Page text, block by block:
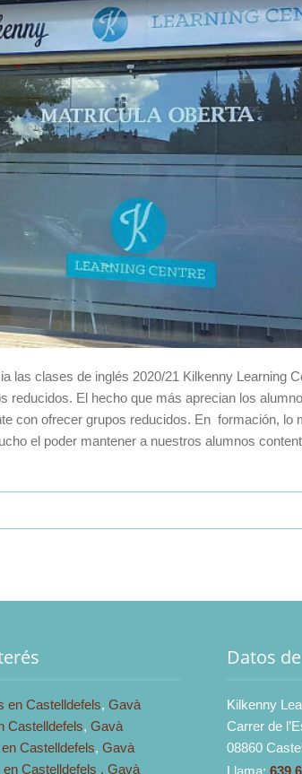
las clases de inglés 2020/21 Kilkenny Learning
El hecho que más aprecian los
con ofrecer grupos reducidos. En formación, lo
el poder mantener a nuestros alumnos
en Castelldefels,Gavà
Castelldefels,Gavà
Castelldefels,Gavà
en Castelldefels ,Gavà
Datos
Kilkenny
Carrer de
08860
Llama: 639